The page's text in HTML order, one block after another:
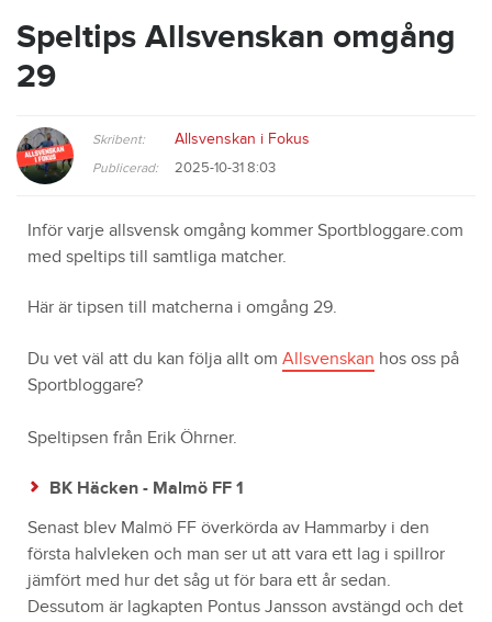
Speltips Allsvenskan omgång
29
Skribent: Allsvenskan i Fokus
Publicerad: 2025-10-31 8:03
Inför varje allsvensk omgång kommer Sportbloggare.com
med speltips till samtliga matcher.
Här är tipsen till matcherna i omgång 29.
Du vet väl att du kan följa allt om Allsvenskan hos oss på
Sportbloggare?
Speltipsen från Erik Öhrner.
BK Häcken - Malmö FF 1
Senast blev Malmö FF överkörda av Hammarby i den
första halvleken och man ser ut att vara ett lag i spillror
jämfört med hur det såg ut för bara ett år sedan.
Dessutom är lagkapten Pontus Jansson avstängd och det